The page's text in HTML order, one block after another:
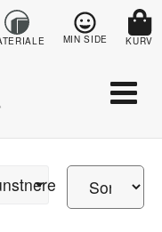
MIN SIDE KURV